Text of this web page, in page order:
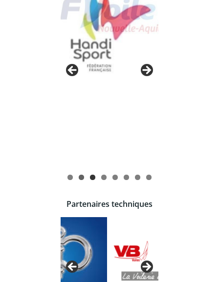
Partenaires techniques